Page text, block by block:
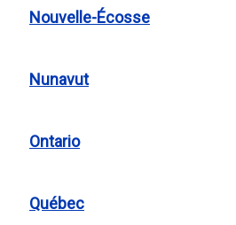
Nouvelle-Écosse
Nunavut
Ontario
Québec